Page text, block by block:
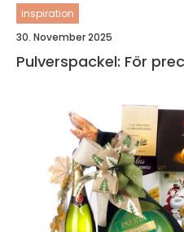
inspiration
30. November 2025
Pulverspackel: För